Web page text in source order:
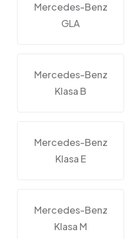
Mercedes-Benz
GLA
Mercedes-Benz
Klasa B
Mercedes-Benz
Klasa E
Mercedes-Benz
Klasa M